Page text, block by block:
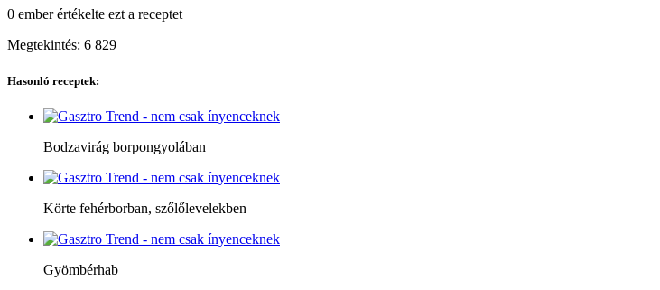
0 emberértékelte ezt a receptet
Megtekintés: 6 829
Hasonló receptek:
Bodzavirág borpongyolában
Körte fehérborban, szőlőlevelekben
Gyömbérhab